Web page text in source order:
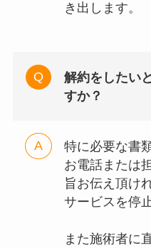
き出します。
解約をしたい
すか？
特に必要な書
お電話または
旨お伝え頂け
サービスを停
また施術者に